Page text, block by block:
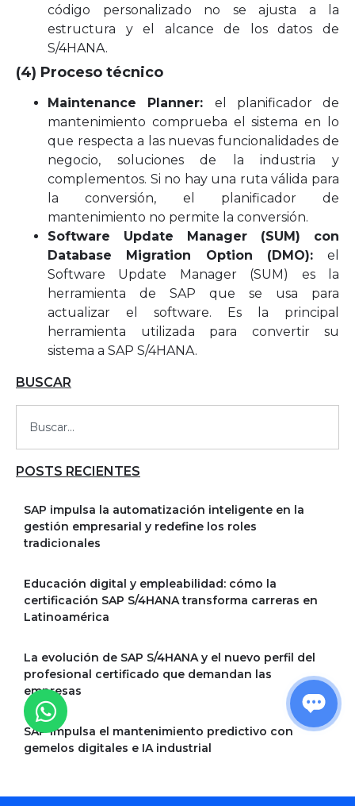
código personalizado no se ajusta a la
estructura y el alcance de los datos de
S/4HANA.
(4) Proceso técnico
Maintenance Planner: el planificador de
mantenimiento comprueba el sistema en lo
que respecta a las nuevas funcionalidades de
negocio, soluciones de la industria y
complementos. Si no hay una ruta válida para
la conversión, el planificador de
mantenimiento no permite la conversión.
Software Update Manager (SUM) con
Database Migration Option (DMO): el
Software Update Manager (SUM) es la
herramienta de SAP que se usa para
actualizar el software. Es la principal
herramienta utilizada para convertir su
sistema a SAP S/4HANA.
BUSCAR
POSTS RECIENTES
SAP impulsa la automatización inteligente en la
gestión empresarial y redefine los roles
tradicionales
Educación digital y empleabilidad: cómo la
certificación SAP S/4HANA transforma carreras en
Latinoamérica
La evolución de SAP S/4HANA y el nuevo perfil del
profesional certificado que demandan las
empresas
SAP impulsa el mantenimiento predictivo con
gemelos digitales e IA industrial